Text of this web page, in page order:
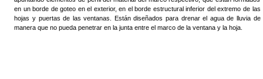
en un borde de goteo en el exterior, en el borde estructural inferior del extremo de las
hojas y puertas de las ventanas. Están diseñados para drenar el agua de lluvia de
manera que no pueda penetrar en la junta entre el marco de la ventana y la hoja.